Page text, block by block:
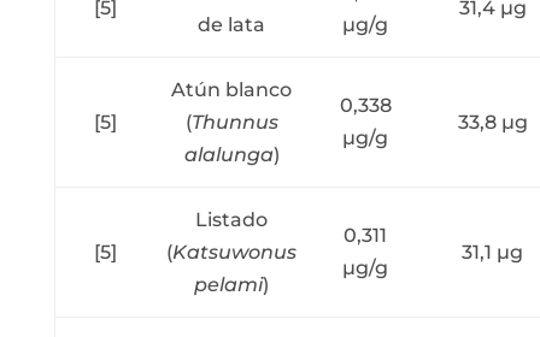
[5]
de lata
µg/g
31,4 µg
[5]
Atún blanco
(Thunnus
alalunga)
0,338
µg/g
33,8 µg
[5]
Listado
(Katsuwonus
pelami)
0,311
µg/g
31,1 µg